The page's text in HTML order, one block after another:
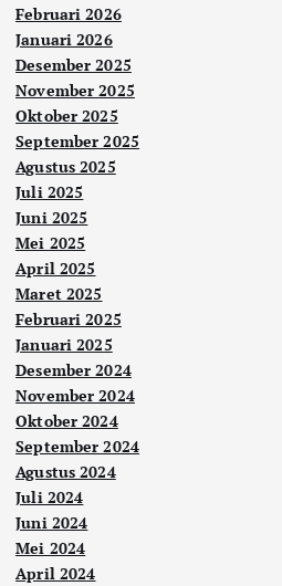
Februari 2026
Januari 2026
Desember 2025
November 2025
Oktober 2025
September 2025
Agustus 2025
Juli 2025
Juni 2025
Mei 2025
April 2025
Maret 2025
Februari 2025
Januari 2025
Desember 2024
November 2024
Oktober 2024
September 2024
Agustus 2024
Juli 2024
Juni 2024
Mei 2024
April 2024